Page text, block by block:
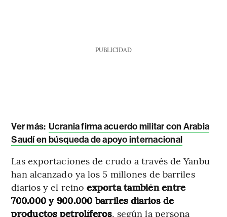
PUBLICIDAD
Ver más: Ucrania firma acuerdo militar con Arabia
Saudí en búsqueda de apoyo internacional
Las exportaciones de crudo a través de Yanbu
han alcanzado ya los 5 millones de barriles
diarios y el reinoexporta también entre
700.000 y 900.000 barriles diarios de
productos petrolíferos, según la persona